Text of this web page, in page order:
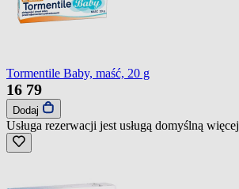
Tormentile Baby, maść, 20 g
16 79
Dodaj
Usługa rezerwacji jest usługą domyślną więcej